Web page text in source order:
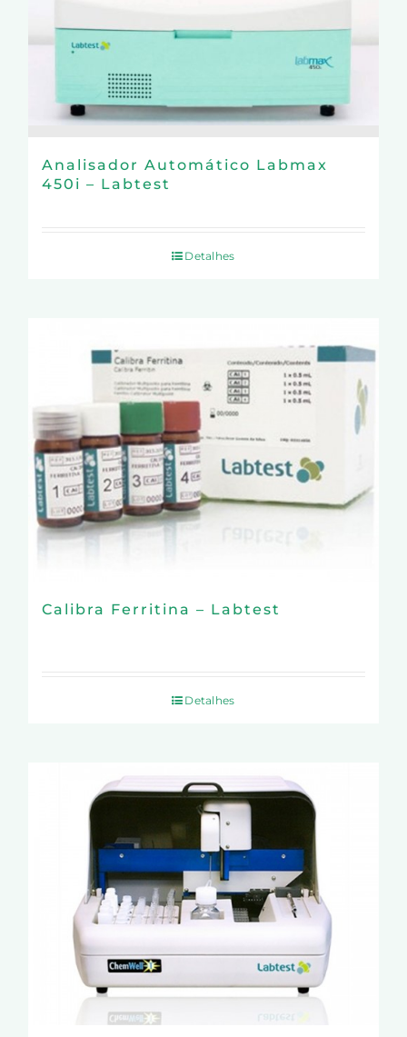
Analisador Automático Labmax
450i – Labtest
Detalhes
Calibra Ferritina – Labtest
Detalhes